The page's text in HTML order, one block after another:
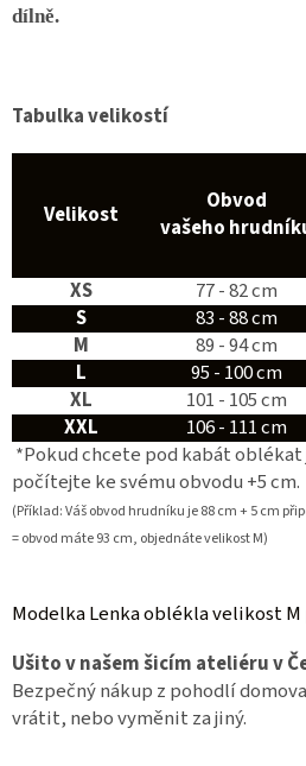
dílně.
Tabulka velikostí
Velikost
Obvod
vašeho
XS 77 - 82 cm
S
83 - 88 cm
M
89 - 94 cm
L
95 - 100 cm
XL
101 - 105 cm
XXL
106 - 111 cm
*Pokud chcete pod kabát
počítejte ke svému obvodu +5 cm.
(Příklad: Váš obvod hrudníku je 88 cm + 5 cm
= obvod máte 93 cm, objednáte velikost M)
Modelka Lenka oblékla velikost M
Ušito v našem šicím ateliéru v
Bezpečný nákup z pohodlí
vrátit, nebo vyměnit za jiný.